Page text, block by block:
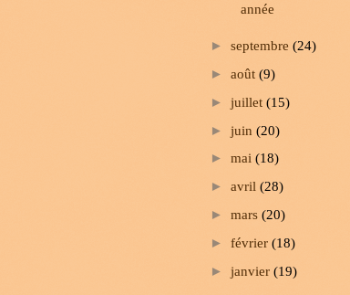
année
► septembre (24)
► août (9)
► juillet (15)
► juin (20)
► mai (18)
► avril (28)
► mars (20)
► février (18)
► janvier (19)